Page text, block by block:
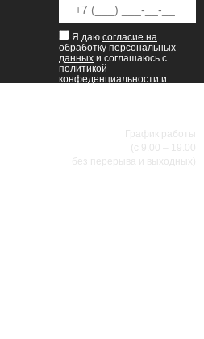
Я даю согласие на
обработку персональных
данных и соглашаюсь с
политикой
конфеденциальности и
График работы
(с 9.00 – 19.00
без перерыва и выходных)